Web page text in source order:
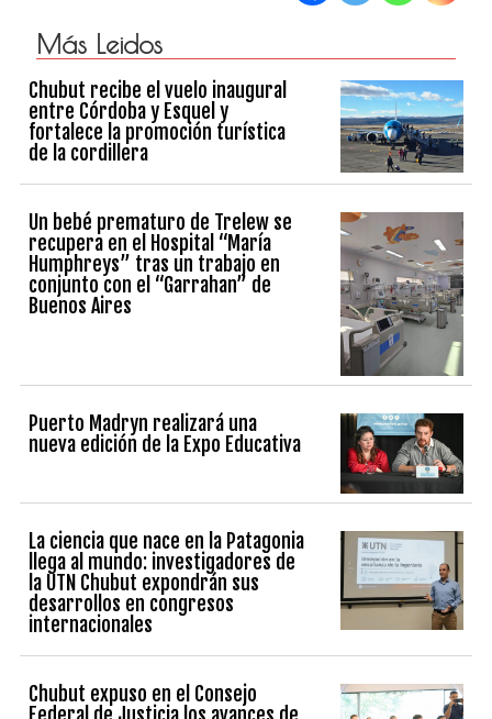
Más Leidos
Chubut recibe el vuelo inaugural
entre Córdoba y Esquel y
fortalece la promoción turística
de la cordillera
Un bebé prematuro de Trelew se
recupera en el Hospital “María
Humphreys” tras un trabajo en
conjunto con el “Garrahan” de
Buenos Aires
Puerto Madryn realizará una
nueva edición de la Expo Educativa
La ciencia que nace en la Patagonia
llega al mundo: investigadores de
la UTN Chubut expondrán sus
desarrollos en congresos
internacionales
Chubut expuso en el Consejo